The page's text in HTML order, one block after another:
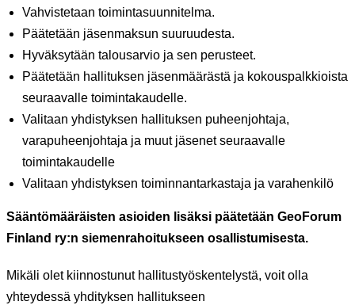
Vahvistetaan toimintasuunnitelma.
Päätetään jäsenmaksun suuruudesta.
Hyväksytään talousarvio ja sen perusteet.
Päätetään hallituksen jäsenmäärästä ja kokouspalkkioista
seuraavalle toimintakaudelle.
Valitaan yhdistyksen hallituksen puheenjohtaja,
varapuheenjohtaja ja muut jäsenet seuraavalle
toimintakaudelle
Valitaan yhdistyksen toiminnantarkastaja ja varahenkilö
Sääntömääräisten asioiden lisäksi päätetään GeoForum
Finland ry:n siemenrahoitukseen osallistumisesta.
Mikäli olet kiinnostunut hallitustyöskentelystä, voit olla
yhteydessä yhdityksen hallitukseen